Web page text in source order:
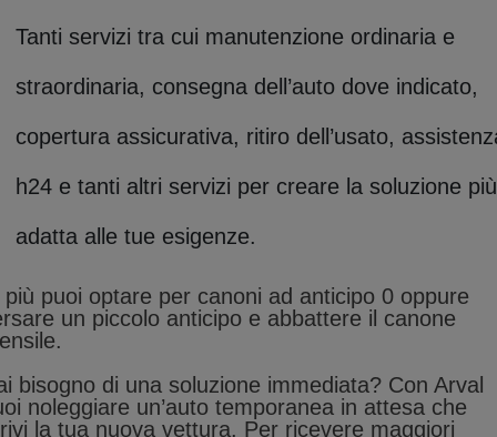
Tanti servizi tra cui manutenzione ordinaria e
straordinaria, consegna dell’auto dove indicato,
copertura assicurativa, ritiro dell’usato,
h24 e tanti altri servizi per creare la soluzione più
adatta alle tue esigenze.
più puoi optare per canoni ad anticipo 0 oppure
un piccolo anticipo e abbattere il canone
bisogno di una soluzione immediata? Con Arval
noleggiare un’auto temporanea in attesa che
la tua nuova vettura. Per ricevere maggiori